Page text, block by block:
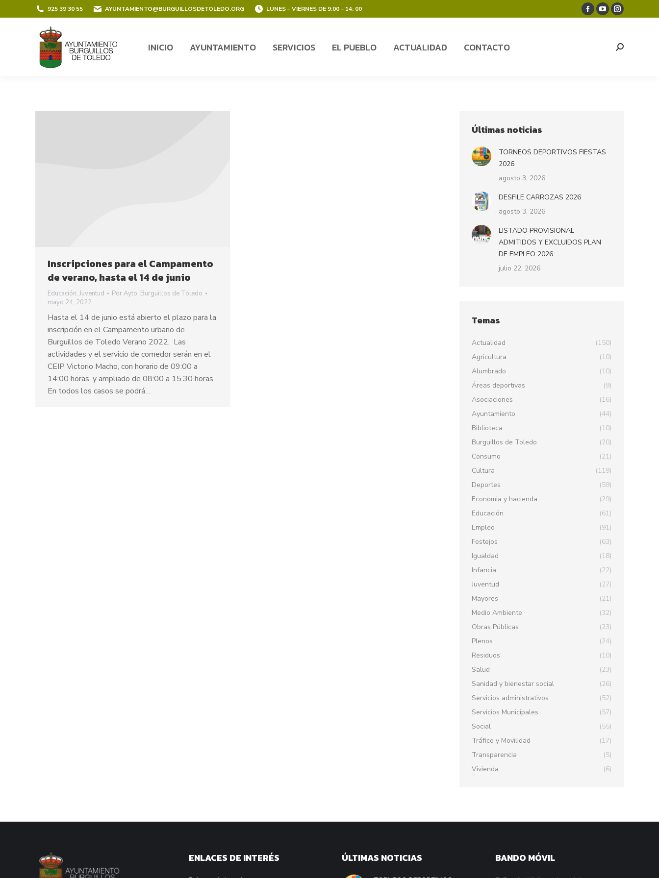
925 39 30 55 AYUNTAMIENTO@BURGUILLOSDETOLEDO.ORG LUNES – VIERNES DE 9:00 – 14: 00
Facebook
YouTubeInstagram
in
INICIO AYUNTAMIENTO SERVICIOS EL PUEBLO ACTUALIDAD CONTACTO Search:
Inscripciones para el Campamento
de verano, hasta el 14 de junio
Educación, Juventud PorAyto. Burguillos de Toledo
mayo 24, 2022
Hasta el 14 de junio está abierto el plazo para la
inscripción en el Campamento urbano de
Burguillos de Toledo Verano 2022. Las
actividades y el servicio de comedor serán en el
CEIP Victorio Macho, con horario de 09:00 a
14:00 horas, y ampliado de 08:00 a 15.30 horas.
En todos los casos se podrá…
Últimas noticias
TORNEOS DEPORTIVOS FIESTAS
2026
agosto 3, 2026
DESFILE CARROZAS 2026
agosto 3, 2026
LISTADO PROVISIONAL
ADMITIDOS Y EXCLUIDOS PLAN
DE EMPLEO 2026
julio 22, 2026
Temas
Actualidad
(150)
Agricultura
(10)
Alumbrado
(10)
Áreas deportivas
(9)
Asociaciones
(16)
Ayuntamiento
(44)
Biblioteca
(10)
Burguillos de Toledo
(20)
Consumo
(21)
Cultura
(119)
Deportes
(59)
Economia y hacienda
(29)
Educación
(61)
Empleo
(91)
Festejos
(63)
Igualdad
(18)
Infancia
(22)
Juventud
(27)
Mayores
(21)
Medio Ambiente
(32)
Obras Públicas
(23)
Plenos
(24)
Residuos
(10)
Salud
(23)
Sanidad y bienestar social
(26)
Servicios administrativos
(52)
Servicios Municipales
(57)
Social
(55)
Tráfico y Movilidad
(17)
Transparencia
(5)
Vivienda
(6)
ENLACES DE INTERÉS ÚLTIMAS NOTICIAS BANDO MÓVIL
INICIO AYUNTAMIENTO SERVICIOS EL PUEBLO ACTUALIDAD CONTACTO